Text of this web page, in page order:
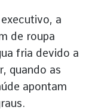
a
de roupa
fria devido a
quando as
apontam